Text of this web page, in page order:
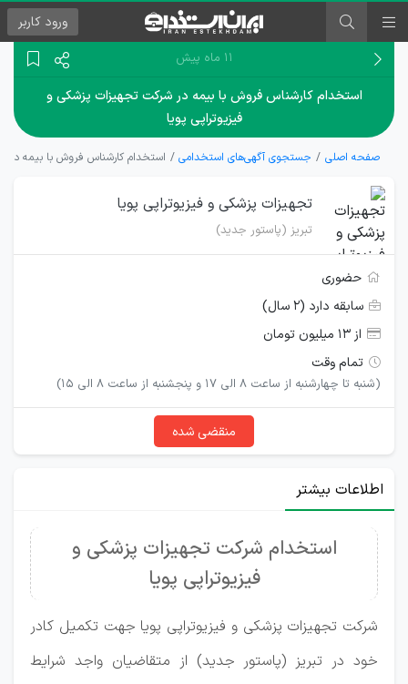
ورود کاربر
۱۱ ماه پیش
استخدام کارشناس فروش با بیمه در شرکت تجهیزات پزشکی و
فیزیوتراپی پویا
صفحه اصلی جستجوی آگهی‌های استخدامی استخدام کارشناس فروش با بیمه در
تجهیزات پزشکی و فیزیوتراپی پویا
تبریز (پاستور جدید)
حضوری
سابقه دارد (۲ سال)
از ۱۳ میلیون تومان
تمام وقت
(شنبه تا چهارشنبه از ساعت 8 الی 17 و پنجشنبه از ساعت 8 الی 15)
منقضی شده
اطلاعات بیشتر
استخدام شرکت تجهیزات پزشکی و
فیزیوتراپی پویا
شرکت تجهیزات پزشکی و فیزیوتراپی پویا جهت تکمیل کادر
خود در تبریز (پاستور جدید) از متقاضیان واجد شرایط